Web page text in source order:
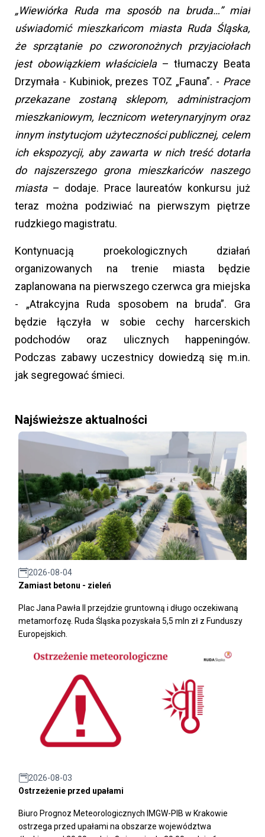
„Wiewiórka Ruda ma sposób na bruda…” miał
uświadomić mieszkańcom miasta Ruda Śląska,
że sprzątanie po czworonożnych przyjaciołach
jest obowiązkiem właściciela– tłumaczy Beata
Drzymała - Kubiniok, prezes TOZ „Fauna”. - Prace
przekazane zostaną sklepom, administracjom
mieszkaniowym, lecznicom weterynaryjnym oraz
innym instytucjom użyteczności publicznej, celem
ich ekspozycji, aby zawarta w nich treść dotarła
do najszerszego grona mieszkańców naszego
miasta– dodaje. Prace laureatów konkursu już
teraz można podziwiać na pierwszym piętrze
rudzkiego magistratu.
Kontynuacją proekologicznych działań
organizowanych na trenie miasta będzie
zaplanowana na pierwszego czerwca gra miejska
- „Atrakcyjna Ruda sposobem na bruda”. Gra
będzie łączyła w sobie cechy harcerskich
podchodów oraz ulicznych happeningów.
Podczas zabawy uczestnicy dowiedzą się m.in.
jak segregować śmieci.
Najświeższe aktualności
2026-08-04
Zamiast betonu - zieleń
Plac Jana Pawła II przejdzie gruntowną i długo oczekiwaną
metamorfozę. Ruda Śląska pozyskała 5,5 mln zł z Funduszy
Europejskich.
2026-08-03
Ostrzeżenie przed upałami
Biuro Prognoz Meteorologicznych IMGW-PIB w Krakowie
ostrzega przed upałami na obszarze województwa